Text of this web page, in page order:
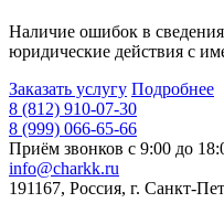
Наличие ошибок в
юридические действия с
Заказать услугу Подробнее
8 (812) 910-07-30
8 (999) 066-65-66
Приём звонков с 9:00 до
info@charkk.ru
191167, Россия, г. Санкт-